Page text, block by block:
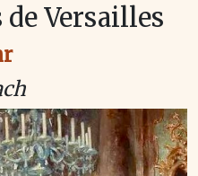
Versailles